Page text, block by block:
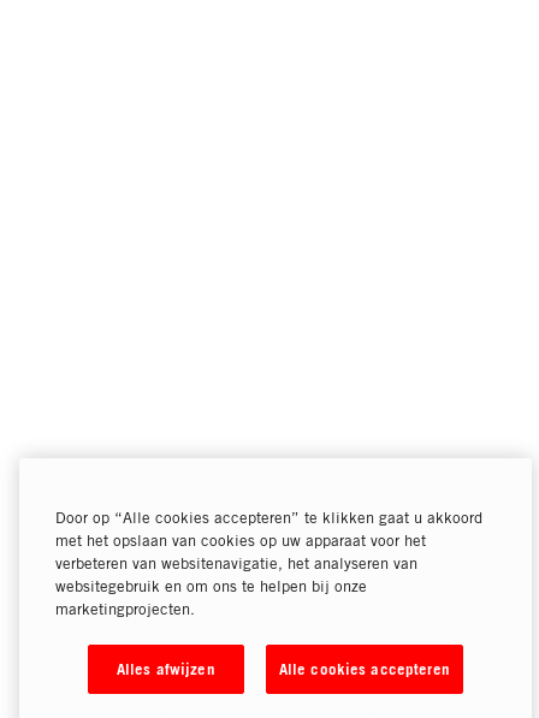
Door op “Alle cookies accepteren” te klikken gaat u akkoord
met het opslaan van cookies op uw apparaat voor het
verbeteren van websitenavigatie, het analyseren van
websitegebruik en om ons te helpen bij onze
marketingprojecten.
Alles afwijzen Alle cookies accepteren